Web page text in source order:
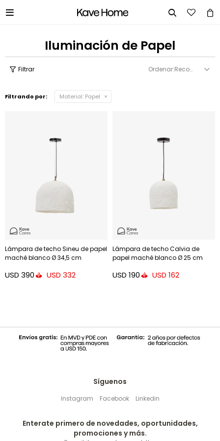
 
Iluminación de Papel
Recomendados
Filtrando por: Material: Papel
Lámpara de techo Sineu de papel
maché blanco Ø 34,5 cm
USD 390 USD 332
Lámpara de techo Calvia de
papel maché blanco Ø 25 cm
USD 190 USD 162
Síguenos
Instagram Facebook Linkedin
Enterate primero de novedades, oportunidades,
promociones y más.